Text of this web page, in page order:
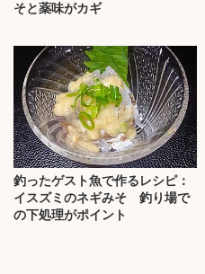
そと薬味がカギ
釣ったゲスト魚で作るレシピ：
イスズミのネギみそ 釣り場で
の下処理がポイント